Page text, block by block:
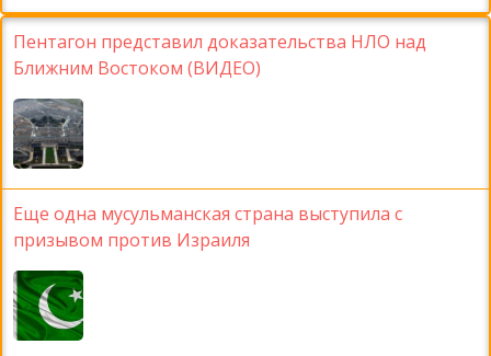
Пентагон представил доказательства НЛО над
Ближним Востоком (ВИДЕО)
Еще одна мусульманская страна выступила с
призывом против Израиля